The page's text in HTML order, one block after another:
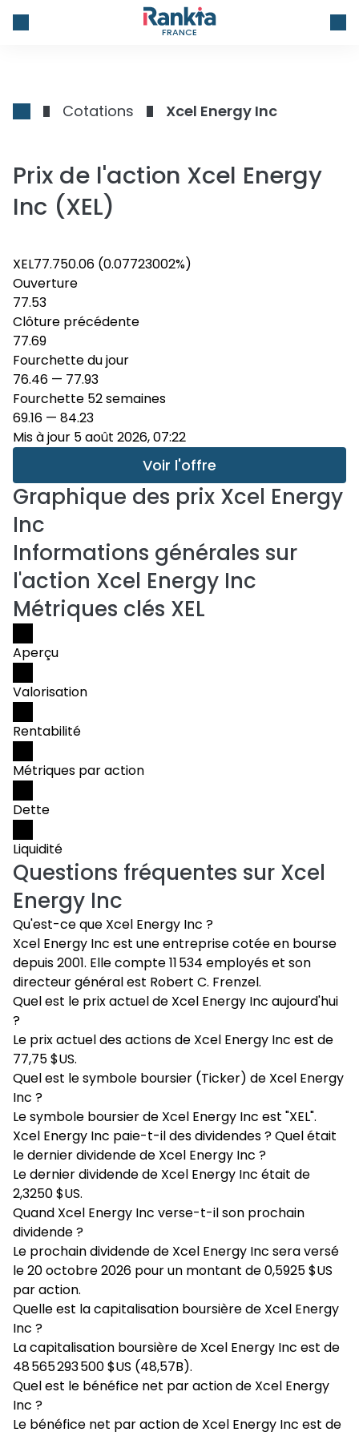
FRANCE
Cotations Xcel Energy Inc
Prix de l'action Xcel Energy
Inc (XEL)
XEL77.750.06 (0.07723002%)
Ouverture
77.53
Clôture précédente
77.69
Fourchette du jour
76.46 — 77.93
Fourchette 52 semaines
69.16 — 84.23
Mis à jour 5 août 2026, 07:22
Voir l'offre
Graphique des prix Xcel Energy
Inc
Informations générales sur
l'action Xcel Energy Inc
Métriques clés XEL
Aperçu
Valorisation
Rentabilité
Métriques par action
Dette
Liquidité
Questions fréquentes sur Xcel
Energy Inc
Qu'est-ce que Xcel Energy Inc ?
Xcel Energy Inc est une entreprise cotée en bourse
depuis 2001. Elle compte 11 534 employés et son
directeur général est Robert C. Frenzel.
Quel est le prix actuel de Xcel Energy Inc aujourd'hui
?
Le prix actuel des actions de Xcel Energy Inc est de
77,75 $US.
Quel est le symbole boursier (Ticker) de Xcel Energy
Inc ?
Le symbole boursier de Xcel Energy Inc est "XEL".
Xcel Energy Inc paie-t-il des dividendes ? Quel était
le dernier dividende de Xcel Energy Inc ?
Le dernier dividende de Xcel Energy Inc était de
2,3250 $US.
Quand Xcel Energy Inc verse-t-il son prochain
dividende ?
Le prochain dividende de Xcel Energy Inc sera versé
le 20 octobre 2026 pour un montant de 0,5925 $US
par action.
Quelle est la capitalisation boursière de Xcel Energy
Inc ?
La capitalisation boursière de Xcel Energy Inc est de
48 565 293 500 $US (48,57B).
Quel est le bénéfice net par action de Xcel Energy
Inc ?
Le bénéfice net par action de Xcel Energy Inc est de